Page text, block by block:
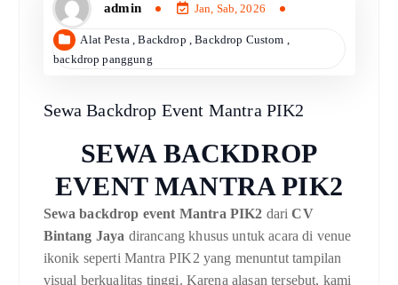
admin Jan, Sab, 2026
Alat Pesta ,Backdrop ,Backdrop Custom
backdrop panggung
Sewa Backdrop Event Mantra PIK2
SEWA BACKDROP
EVENT MANTRA PIK2
Sewa backdrop event Mantra PIK2 dariCV
Bintang Jaya dirancang khusus untuk acara di venue
ikonik seperti Mantra PIK2 yang menuntut tampilan
visual berkualitas tinggi. Karena alasan tersebut, kami